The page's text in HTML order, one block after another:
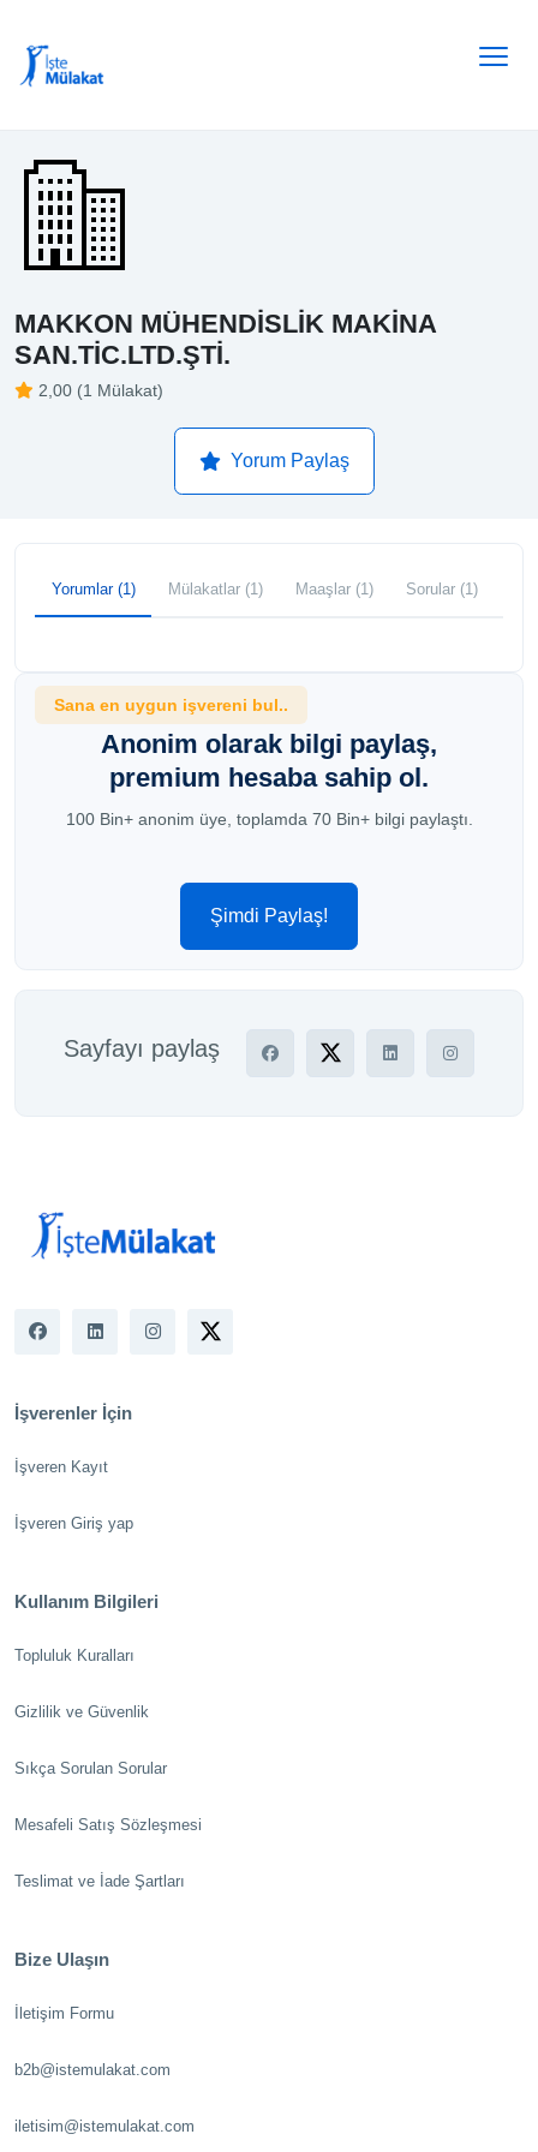
MAKKON MÜHENDİSLİK MAKİNA
SAN.TİC.LTD.ŞTİ.
2,00 (1 Mülakat)
Yorum Paylaş
Yorumlar (1) Mülakatlar (1) Maaşlar (1) Sorular (1)
Sana en uygun işvereni bul..
Anonim olarak bilgi paylaş,
premium hesaba sahip ol.
100 Bin+ anonim üye, toplamda 70 Bin+ bilgi paylaştı.
Şimdi Paylaş!
Sayfayı paylaş
İşverenler İçin
İşveren Kayıt
İşveren Giriş yap
Kullanım Bilgileri
Topluluk Kuralları
Gizlilik ve Güvenlik
Sıkça Sorulan Sorular
Mesafeli Satış Sözleşmesi
Teslimat ve İade Şartları
Bize Ulaşın
İletişim Formu
b2b@istemulakat.com
iletisim@istemulakat.com